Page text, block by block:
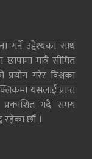
गर्ने उद्देश्यका साथ
मात्रै सीमित
गरेर विश्वका
यसलाई प्राप्त
प्रकाशित गदै समय
रहेका छौं ।